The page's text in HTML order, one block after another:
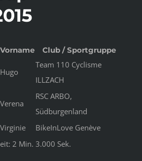
Vorname Club / Sportgruppe
Hugo
Team 110 Cyclisme
ILLZACH
Verena
RSC ARBO,
Südburgenland
Virginie
BikeInLove Genève
2 Min. 3.000 Sek.